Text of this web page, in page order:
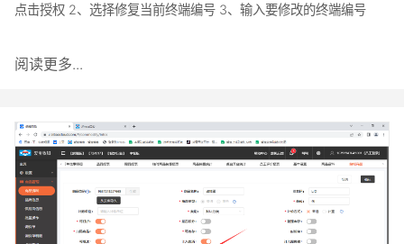
点击授权 2、选择修复当前终端编号 3、输入要修改的终端编号
阅读更多...